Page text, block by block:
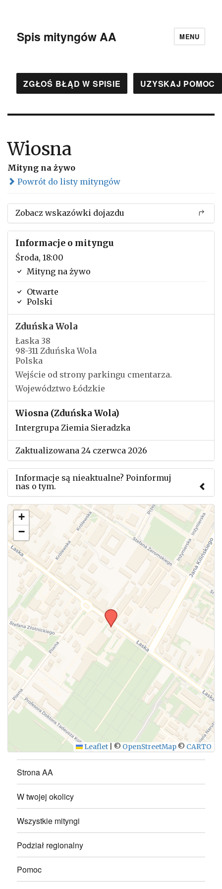
Spis mityngów AA MENU
ZGŁOŚ BŁĄD W SPISIE UZYSKAJ POMOC
Wiosna
Mityng na żywo
Powrót do listy mityngów
Zobacz wskazówki dojazdu
Informacje o mityngu
Środa, 18:00
Mityng na żywo
Otwarte
Polski
Zduńska Wola
Łaska 38
98-311 Zduńska Wola
Polska
Wejście od strony parkingu cmentarza.
Województwo Łódzkie
Wiosna (Zduńska Wola)
Intergrupa Ziemia Sieradzka
Zaktualizowana 24 czerwca 2026
Informacje są nieaktualne? Poinformuj
nas o tym.
Użyj tego formularza aby przesłać informację o
zmianach w powyższym mityngu.
WYŚLIJ
+
−
Leaflet © OpenStreetMap © CARTO
Strona AA
W twojej okolicy
Wszystkie mityngi
Podział regionalny
Pomoc